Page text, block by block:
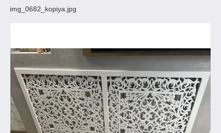
img_0682_kopiya.jpg